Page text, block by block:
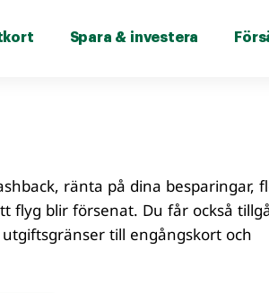
Spara & investera
ränta på dina besparingar,
flyg blir försenat. Du får också
till engångskort och